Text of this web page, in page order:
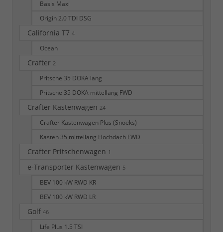
Basis Maxi
Origin 2.0 TDI DSG
California T7 4
Ocean
Crafter 2
Pritsche 35 DOKA lang
Pritsche 35 DOKA mittellang FWD
Crafter Kastenwagen 24
Crafter Kastenwagen Plus (Snoeks)
Kasten 35 mittellang Hochdach FWD
Crafter Pritschenwagen 1
e-Transporter Kastenwagen 5
BEV 100 kW RWD KR
BEV 100 kW RWD LR
Golf 46
Life Plus 1.5 TSI